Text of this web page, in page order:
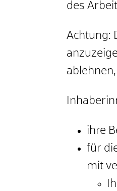
des
Achtung:
ihre
für
mit